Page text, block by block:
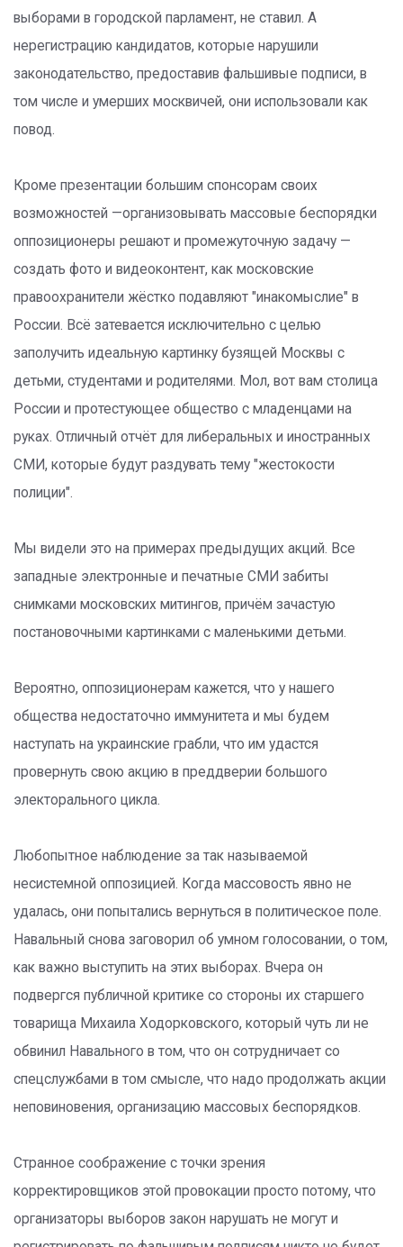
выборами в городской парламент, не ставил. А
нерегистрацию кандидатов, которые нарушили
законодательство, предоставив фальшивые подписи, в
том числе и умерших москвичей, они использовали как
повод.
Кроме презентации большим спонсорам своих
возможностей —организовывать массовые беспорядки
оппозиционеры решают и промежуточную задачу —
создать фото и видеоконтент, как московские
правоохранители жёстко подавляют "инакомыслие" в
России. Всё затевается исключительно с целью
заполучить идеальную картинку бузящей Москвы с
детьми, студентами и родителями. Мол, вот вам столица
России и протестующее общество с младенцами на
руках. Отличный отчёт для либеральных и иностранных
СМИ, которые будут раздувать тему "жестокости
полиции".
Мы видели это на примерах предыдущих акций. Все
западные электронные и печатные СМИ забиты
снимками московских митингов, причём зачастую
постановочными картинками с маленькими детьми.
Вероятно, оппозиционерам кажется, что у нашего
общества недостаточно иммунитета и мы будем
наступать на украинские грабли, что им удастся
провернуть свою акцию в преддверии большого
электорального цикла.
Любопытное наблюдение за так называемой
несистемной оппозицией. Когда массовость явно не
удалась, они попытались вернуться в политическое поле.
Навальный снова заговорил об умном голосовании, о том,
как важно выступить на этих выборах. Вчера он
подвергся публичной критике со стороны их старшего
товарища Михаила Ходорковского, который чуть ли не
обвинил Навального в том, что он сотрудничает со
спецслужбами в том смысле, что надо продолжать акции
неповиновения, организацию массовых беспорядков.
Странное соображение с точки зрения
корректировщиков этой провокации просто потому, что
организаторы выборов закон нарушать не могут и